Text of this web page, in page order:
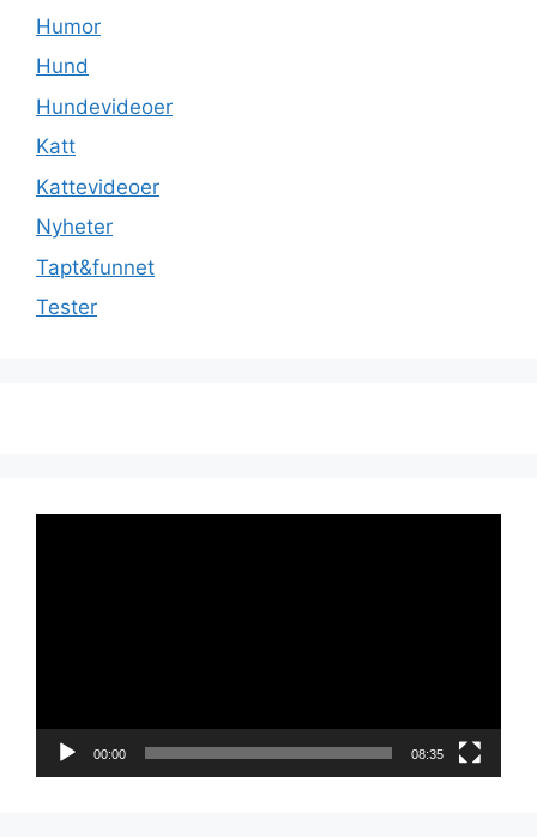
Humor
Hund
Hundevideoer
Katt
Kattevideoer
Nyheter
Tapt&funnet
Tester
00:00 08:35